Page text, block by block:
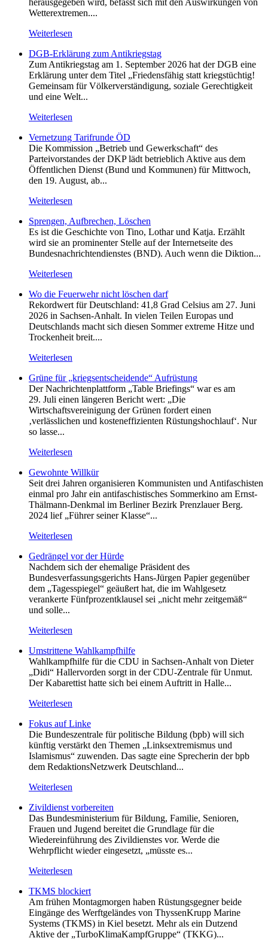
Wetterextremen....
Weiterlesen
DGB-Erklärung zum Antikriegstag
Zum Antikriegstag am 1. September 2026 hat der DGB eine
Erklärung unter dem Titel „Friedensfähig statt kriegstüchtig!
Gemeinsam für Völkerverständigung, soziale Gerechtigkeit
und eine Welt...
Weiterlesen
Vernetzung Tarifrunde ÖD
Die Kommission „Betrieb und Gewerkschaft“ des
Parteivorstandes der DKP lädt betrieblich Aktive aus dem
Öffentlichen Dienst (Bund und Kommunen) für Mittwoch,
den 19. August, ab...
Weiterlesen
Sprengen, Aufbrechen, Löschen
Es ist die Geschichte von Tino, Lothar und Katja. Erzählt
wird sie an prominenter Stelle auf der Internetseite des
Bundesnachrichtendienstes (BND). Auch wenn die Diktion...
Weiterlesen
Wo die Feuerwehr nicht löschen darf
Rekordwert für Deutschland: 41,8 Grad Celsius am 27. Juni
2026 in Sachsen-Anhalt. In vielen Teilen Europas und
Deutschlands macht sich diesen Sommer extreme Hitze und
Trockenheit breit....
Weiterlesen
Grüne für „kriegsentscheidende“ Aufrüstung
Der Nachrichtenplattform „Table Briefings“ war es am
29. Juli einen längeren Bericht wert: „Die
Wirtschaftsvereinigung der Grünen fordert einen
‚verlässlichen und kosteneffizienten Rüstungshochlauf‘. Nur
so lasse...
Weiterlesen
Gewohnte Willkür
Seit drei Jahren organisieren Kommunisten und Antifaschisten
einmal pro Jahr ein antifaschistisches Sommerkino am Ernst-
Thälmann-Denkmal im Berliner Bezirk Prenzlauer Berg.
2024 lief „Führer seiner Klasse“...
Weiterlesen
Gedrängel vor der Hürde
Nachdem sich der ehemalige Präsident des
Bundesverfassungsgerichts Hans-Jürgen Papier gegenüber
dem „Tagesspiegel“ geäußert hat, die im Wahlgesetz
verankerte Fünfprozentklausel sei „nicht mehr zeitgemäß“
und solle...
Weiterlesen
Umstrittene Wahlkampfhilfe
Wahlkampfhilfe für die CDU in Sachsen-Anhalt von Dieter
„Didi“ Hallervorden sorgt in der CDU-Zentrale für Unmut.
Der Kabarettist hatte sich bei einem Auftritt in Halle...
Weiterlesen
Fokus auf Linke
Die Bundeszentrale für politische Bildung (bpb) will sich
künftig verstärkt den Themen „Linksextremismus und
Islamismus“ zuwenden. Das sagte eine Sprecherin der bpb
dem RedaktionsNetzwerk Deutschland...
Weiterlesen
Zivildienst vorbereiten
Das Bundesministerium für Bildung, Familie, Senioren,
Frauen und Jugend bereitet die Grundlage für die
Wiedereinführung des Zivildienstes vor. Werde die
Wehrpflicht wieder eingesetzt, „müsste es...
Weiterlesen
TKMS blockiert
Am frühen Montagmorgen haben Rüstungsgegner beide
Eingänge des Werftgeländes von ThyssenKrupp Marine
Systems (TKMS) in Kiel besetzt. Mehr als ein Dutzend
Aktive der „TurboKlimaKampfGruppe“ (TKKG)...